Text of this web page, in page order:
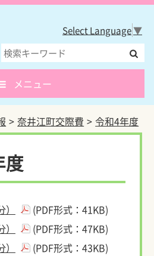
Select Language▼
メニュー
奈井江町交際費 令和4年度
度
(PDF形式：41KB)
(PDF形式：47KB)
(PDF形式：43KB)